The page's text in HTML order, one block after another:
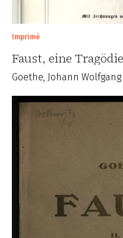
Imprimé
Faust, eine
Goethe, Johann Wolfgang